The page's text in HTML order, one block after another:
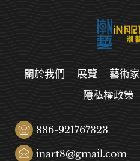
關於我們 展覽 藝術家
隱私權政策
886-921767323
inart8@gmail.com